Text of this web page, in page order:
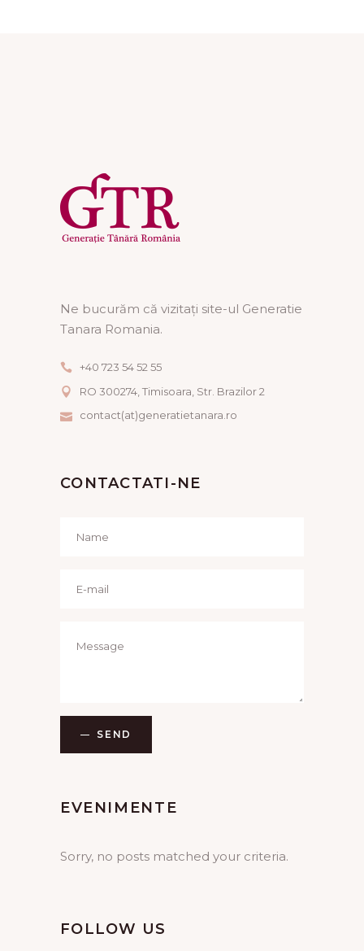
Ne bucurăm că vizitați site-ul Generatie
Tanara Romania.
+40 723 54 52 55
RO 300274, Timisoara, Str. Brazilor 2
contact(at)generatietanara.ro
CONTACTATI-NE
SEND
EVENIMENTE
Sorry, no posts matched your criteria.
FOLLOW US